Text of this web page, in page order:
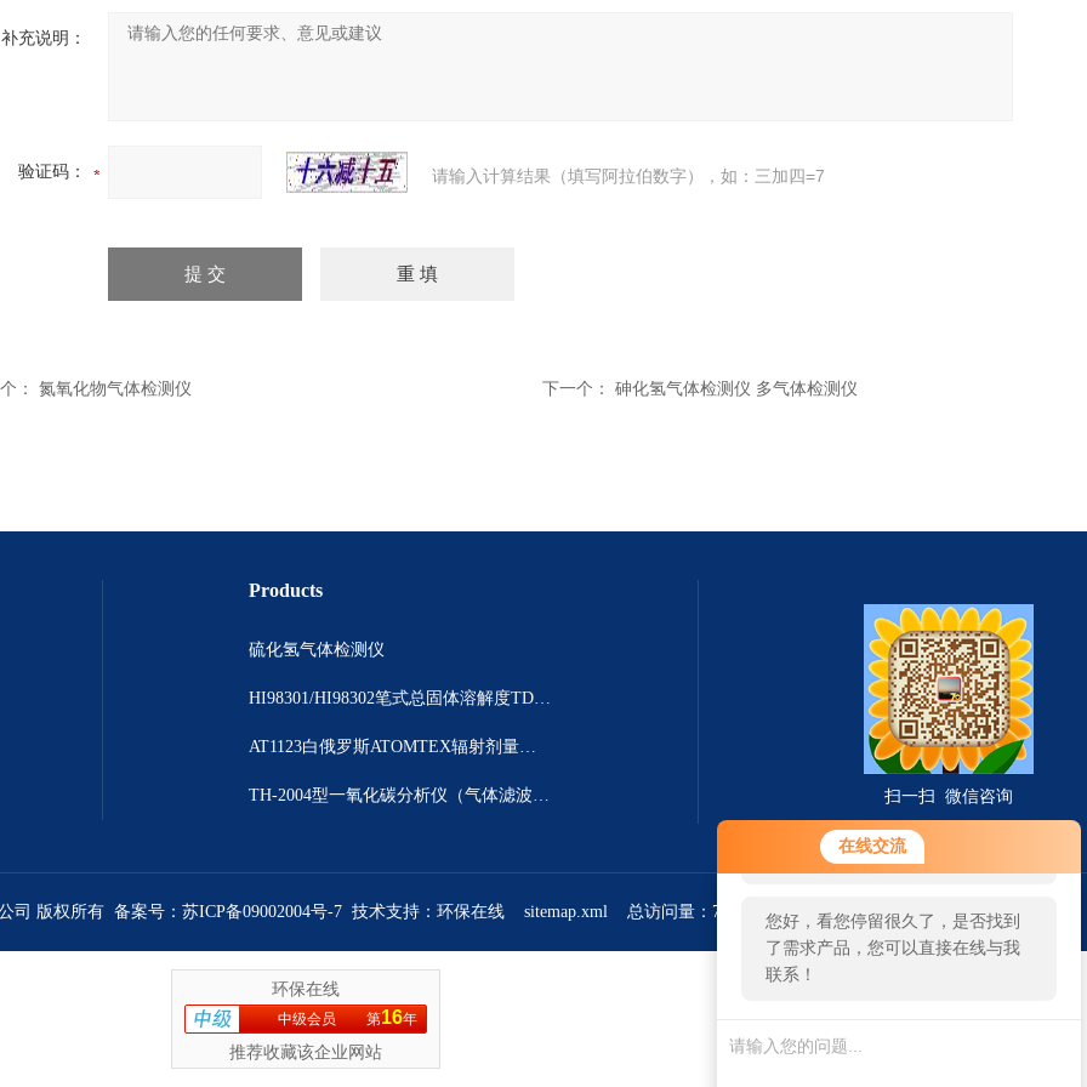
在线交流
您好！欢迎前来咨询，很高兴为您
服务，请问您要咨询什么问题呢？
您好，看您停留很久了，是否找到
了需求产品，您可以直接在线与我
联系！
补充说明：
验证码： 请输入计算结果（填写阿拉伯数字），如：三加四=7
： 氮氧化物气体检测仪 下一个： 砷化氢气体检测仪 多气体检测仪
Products
硫化氢气体检测仪
HI98301/HI98302笔式总固体溶解度TDS测定仪
AT1123白俄罗斯ATOMTEX辐射剂量测量仪
TH-2004型一氧化碳分析仪（气体滤波相关红外吸收法） 扫一扫 微信咨询
司 版权所有 备案号： 苏ICP备09002004号-7 技术支持： 环保在线 sitemap.xml 总访问量：766270 管理登陆
环保在线
中级会员 第16年
推荐收藏该企业网站